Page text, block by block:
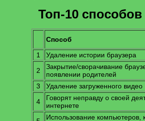
Топ-10
Способ
1
Удаление истории браузера
2
Закрытие/сворачивание
появлении родителей
3
Удаление загруженного видео
4
Говорят неправду о своей
интернете
Использование компьютеров,